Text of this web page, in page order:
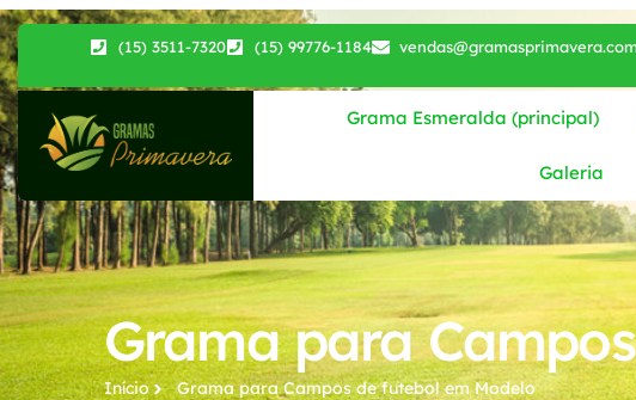
(15) 3511-7320 (15) 99776-1184
Grama Esmeralda (principal)
Galeria
Grama para
Início Grama para Campos de futebol​ em Modelo